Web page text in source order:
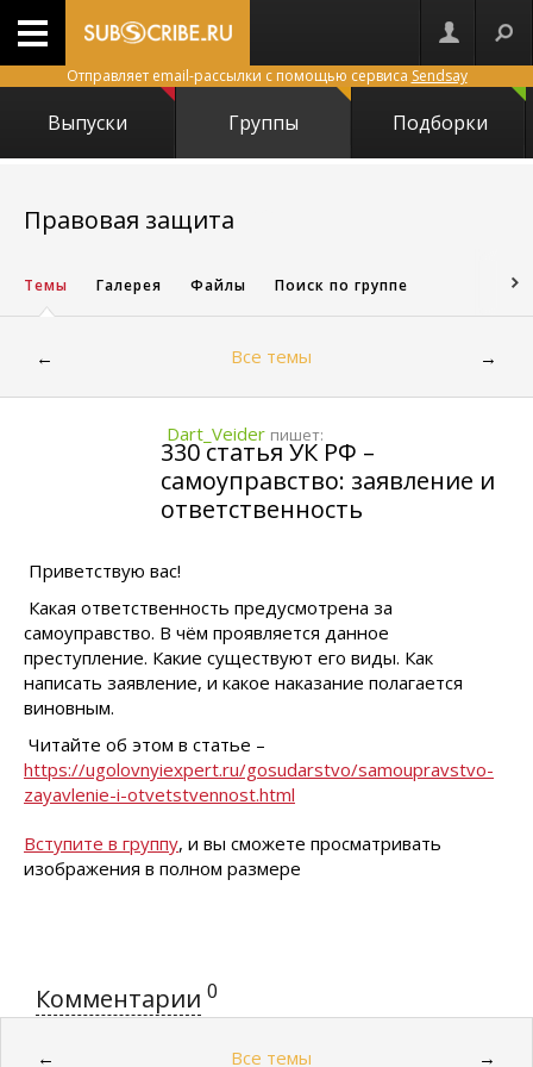
Отправляет email-рассылки с помощью сервиса Sendsay
Выпуски Группы Подборки
Правовая защита
Темы Галерея Файлы Поиск по группе
← Все темы →
Dart_Veider пишет:
330 статья УК РФ –
самоуправство: заявление и
ответственность
Приветствую вас!
Какая ответственность предусмотрена за
самоуправство. В чём проявляется данное
преступление. Какие существуют его виды. Как
написать заявление, и какое наказание полагается
виновным.
Читайте об этом в статье –
https://ugolovnyiexpert.ru/gosudarstvo/samoupravstvo-
zayavlenie-i-otvetstvennost.html
Вступите в группу, и вы сможете просматривать
изображения в полном размере
Комментарии 0
← Все темы →